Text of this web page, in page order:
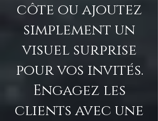
côte ou ajoutez
simplement un
visuel surprise
pour vos invités.
Engagez les
clients avec une